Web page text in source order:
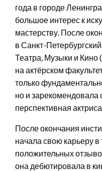
года в городе
большое интерес к
мастерству. После
в Санкт-
Театра, Музыки и
на актёрском
только
но и зарекомендовала
перспективная
После окончания
начала свою карьеру в
положительных
она дебютировала в